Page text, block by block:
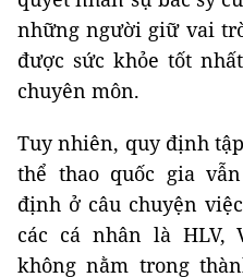
những người giữ vai
được sức khỏe tốt
chuyên môn.
Tuy nhiên, quy định
thể thao quốc gia
định ở câu chuyện
các cá nhân là HLV,
không nằm trong